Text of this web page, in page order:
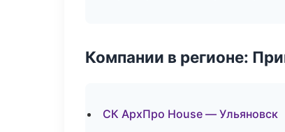
Компании в регионе:
СК АрхПро House — Ульяновск